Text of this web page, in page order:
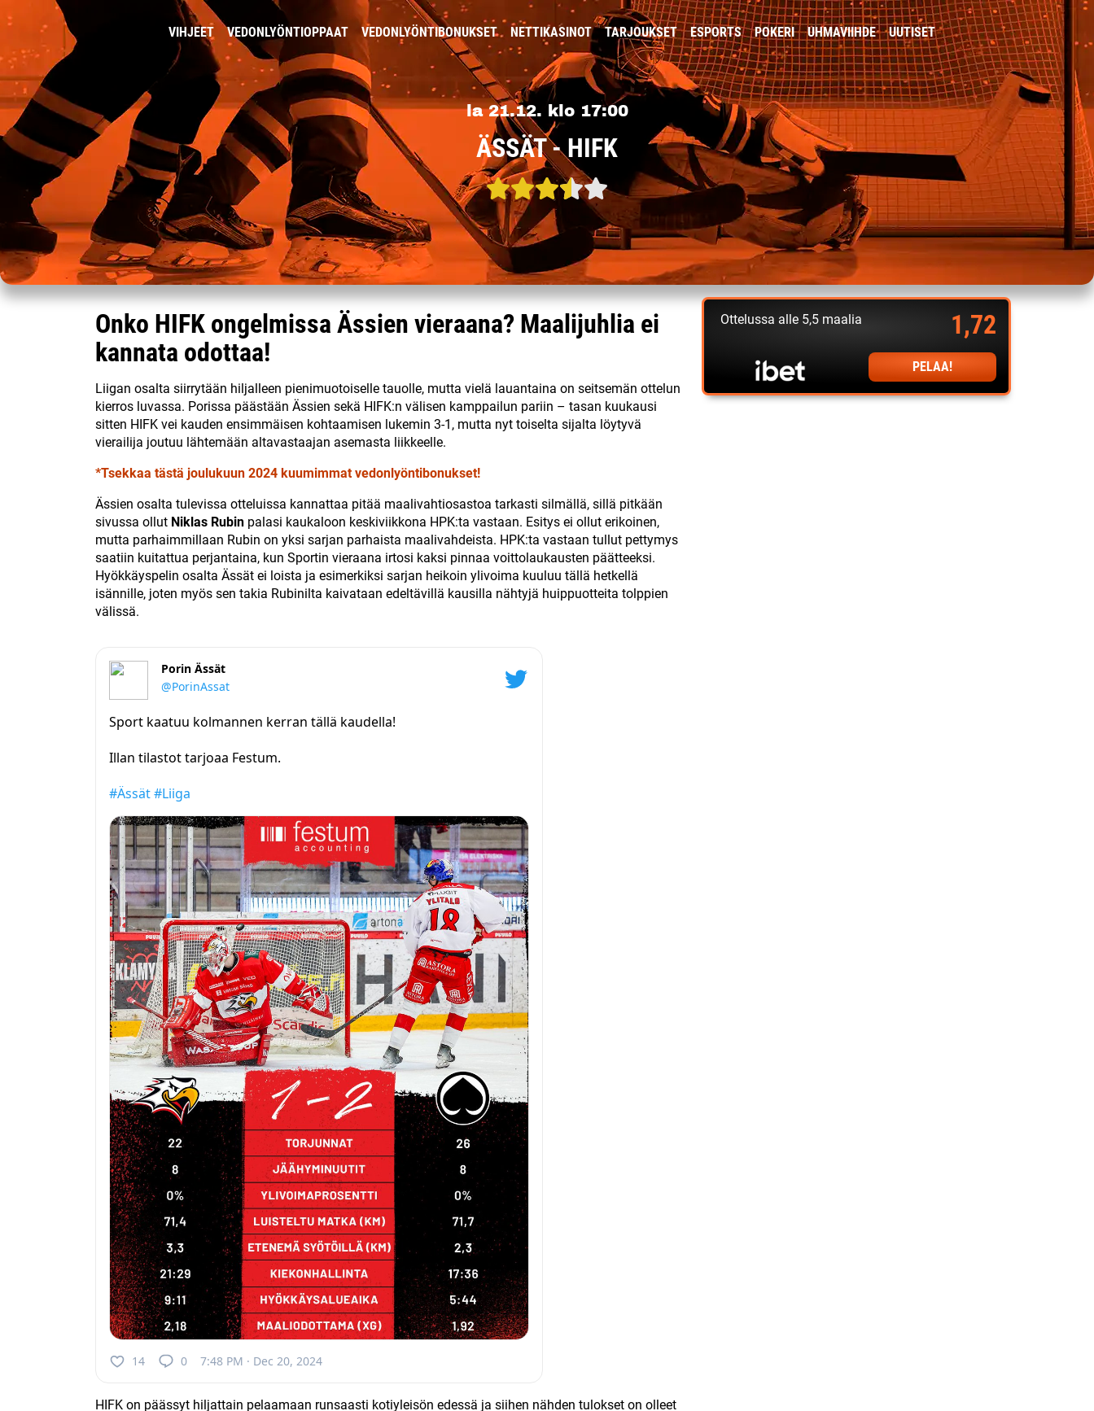
VIHJEET VEDONLYÖNTIOPPAAT VEDONLYÖNTIBONUKSET NETTIKASINOT TARJOUKSET ESPORTS POKERI UHMAVIIHDE UUTISET
la 21.12. klo 17:00
ÄSSÄT - HIFK
Ottelussa alle 5,5 maalia 1,72
PELAA!
Onko HIFK ongelmissa Ässien vieraana? Maalijuhlia ei
kannata odottaa!
Liigan osalta siirrytään hiljalleen pienimuotoiselle tauolle, mutta vielä lauantaina on seitsemän ottelun
kierros luvassa. Porissa päästään Ässien sekä HIFK:n välisen kamppailun pariin – tasan kuukausi
sitten HIFK vei kauden ensimmäisen kohtaamisen lukemin 3-1, mutta nyt toiselta sijalta löytyvä
vierailija joutuu lähtemään altavastaajan asemasta liikkeelle.
*Tsekkaa tästä joulukuun 2024 kuumimmat vedonlyöntibonukset!
Ässien osalta tulevissa otteluissa kannattaa pitää maalivahtiosastoa tarkasti silmällä, sillä pitkään
sivussa ollut Niklas Rubin palasi kaukaloon keskiviikkona HPK:ta vastaan. Esitys ei ollut erikoinen,
mutta parhaimmillaan Rubin on yksi sarjan parhaista maalivahdeista. HPK:ta vastaan tullut pettymys
saatiin kuitattua perjantaina, kun Sportin vieraana irtosi kaksi pinnaa voittolaukausten päätteeksi.
Hyökkäyspelin osalta Ässät ei loista ja esimerkiksi sarjan heikoin ylivoima kuuluu tällä hetkellä
isännille, joten myös sen takia Rubinilta kaivataan edeltävillä kausilla nähtyjä huippuotteita tolppien
välissä.
Porin Ässät
@PorinAssat
Sport kaatuu kolmannen kerran tällä kaudella!
Illan tilastot tarjoaa Festum.
#Ässät#Liiga
14 0 7:48 PM · Dec 20, 2024
HIFK on päässyt hiljattain pelaamaan runsaasti kotiyleisön edessä ja siihen nähden tulokset on olleet